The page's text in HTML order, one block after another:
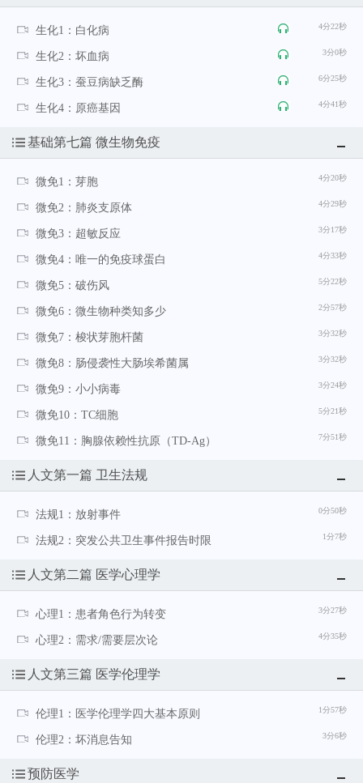
4分22秒
生化1：白化病
3分0秒
生化2：坏血病
6分25秒
生化3：蚕豆病缺乏酶
4分41秒
生化4：原癌基因
基础第七篇 微生物免疫
4分20秒
微免1：芽胞
4分29秒
微免2：肺炎支原体
3分17秒
微免3：超敏反应
4分33秒
微免4：唯一的免疫球蛋白
5分22秒
微免5：破伤风
2分57秒
微免6：微生物种类知多少
3分32秒
微免7：梭状芽胞杆菌
3分32秒
微免8：肠侵袭性大肠埃希菌属
3分24秒
微免9：小小病毒
5分21秒
微免10：TC细胞
7分51秒
微免11：胸腺依赖性抗原（TD-Ag）
人文第一篇 卫生法规
0分50秒
法规1：放射事件
1分7秒
法规2：突发公共卫生事件报告时限
人文第二篇 医学心理学
3分27秒
心理1：患者角色行为转变
4分35秒
心理2：需求/需要层次论
人文第三篇 医学伦理学
1分57秒
伦理1：医学伦理学四大基本原则
3分6秒
伦理2：坏消息告知
预防医学